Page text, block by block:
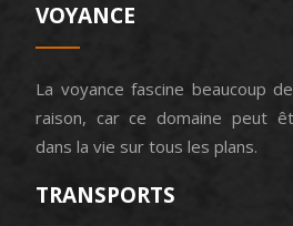
VOYANCE
La voyance fascine beaucoup
raison, car ce domaine peut
dans la vie sur tous les plans.
TRANSPORTS